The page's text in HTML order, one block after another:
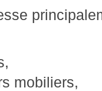
mobiliers,